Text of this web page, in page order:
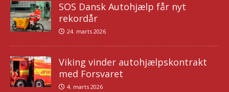
SOS Dansk Autohjælp får nyt
rekordår
24. marts 2026
Viking vinder autohjælpskontrakt
med Forsvaret
4. marts 2026